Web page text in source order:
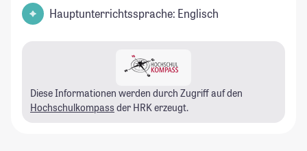
Hauptunterrichtssprache: Englisch
Diese Informationen werden durch Zugriff auf den
Hochschulkompass der HRK erzeugt.